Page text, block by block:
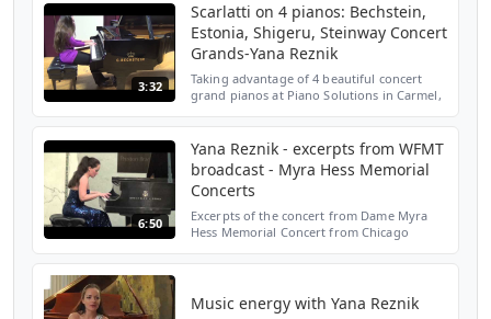
3:32
Scarlatti on 4 pianos: Bechstein,
Estonia, Shigeru, Steinway Concert
Grands-Yana Reznik
Taking advantage of 4 beautiful concert
grand pianos at Piano Solutions in Carmel,
of the spa...
6:50
Yana Reznik - excerpts from WFMT
broadcast - Myra Hess Memorial
Concerts
Excerpts of the concert from Dame Myra
Hess Memorial Concert from Chicago
Music energy with Yana Reznik